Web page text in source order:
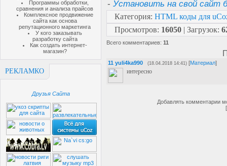
Программы обработки,
сравнения и анализа прайсов
Комплексное продвижение
сайта как основа
репутационного маркетинга
У кого заказывать
разработку сайта
Как создать интернет-
магазин?
РЕКЛАМКО
Друзья Сайта
- Установить на свой сайт
Категория: HTML коды для
Просмотров: 16050 | Загрузок:
Всего комментариев: 11
11 yuli4ka990 (18.04.2018 14:41) [Материал]
интересно
Добавлять комментарии